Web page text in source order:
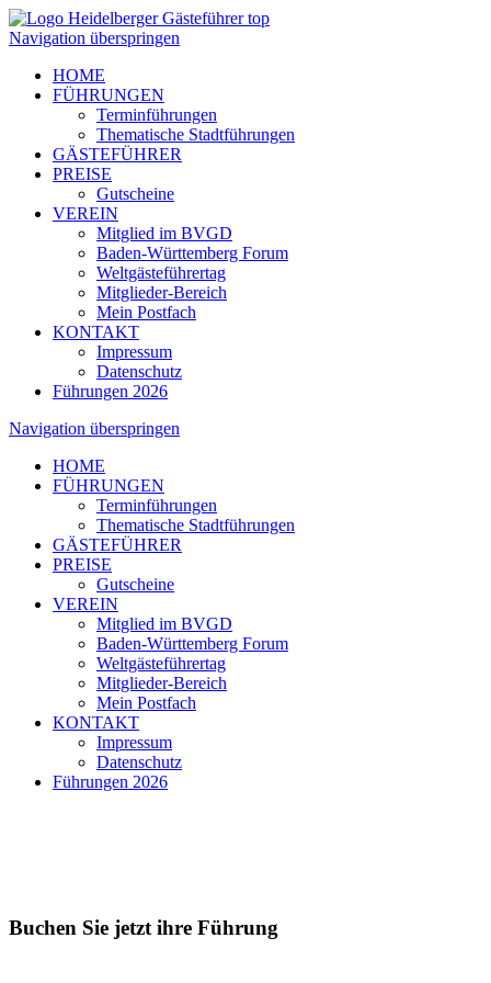
Navigation überspringen
HOME
FÜHRUNGEN
Terminführungen
Thematische Stadtführungen
GÄSTEFÜHRER
PREISE
Gutscheine
VEREIN
Mitglied im BVGD
Baden-Württemberg Forum
Weltgästeführertag
Mitglieder-Bereich
Mein Postfach
KONTAKT
Impressum
Datenschutz
Führungen 2026
Navigation überspringen
HOME
FÜHRUNGEN
Terminführungen
Thematische Stadtführungen
GÄSTEFÜHRER
PREISE
Gutscheine
VEREIN
Mitglied im BVGD
Baden-Württemberg Forum
Weltgästeführertag
Mitglieder-Bereich
Mein Postfach
KONTAKT
Impressum
Datenschutz
Führungen 2026
Buchen Sie jetzt ihre Führung